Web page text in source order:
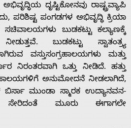
ದೃಷ್ಟಿಕೋನವು ರಾಷ್ಟ್ರವ್ಯಾಪಿ
ಪರಿಶಿಷ್ಟ ಪಂಗಡಗಳ ಅಭಿವೃದ್ಧಿ ಕ್ರಿಯಾ
ಬುಡಕಟ್ಟು ಕಲ್ಯಾಣಕ್ಕೆ
ಬುಡಕಟ್ಟು ಸ್ವಾತಂತ್ರ್ಯ
ವಸ್ತುಸಂಗ್ರಹಾಲಯಗಳು ಮತ್ತು
ನಿರಂತರವಾಗಿ ಒತ್ತು ನೀಡಿದೆ. ಹತ್ತು
ಅನುಮೋದನೆ ನೀಡಲಾಗಿದೆ,
ಮುಂಡಾ ಸ್ಮಾರಕ ಉದ್ಯಾನವನ-
ಸೇರಿದಂತೆ ಮೂರು ಈಗಾಗಲೇ